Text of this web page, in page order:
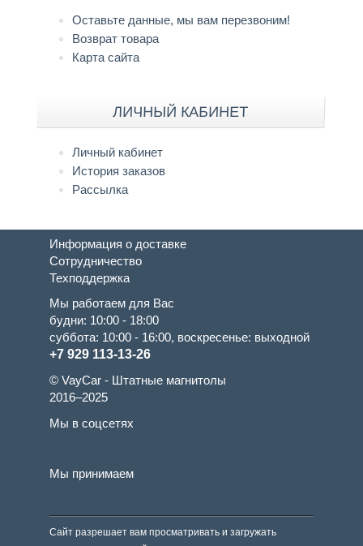
Оставьте данные, мы вам перезвоним!
Возврат товара
Карта сайта
ЛИЧНЫЙ КАБИНЕТ
Личный кабинет
История заказов
Рассылка
Информация о доставке
Сотрудничество
Техподдержка
Мы работаем для Вас
будни: 10:00 - 18:00
суббота: 10:00 - 16:00, воскресенье: выходной
+7 929 113-13-26
© VayCar - Штатные магнитолы
2016–2025
Мы в соцсетях
Мы принимаем
Сайт разрешает вам просматривать и загружать